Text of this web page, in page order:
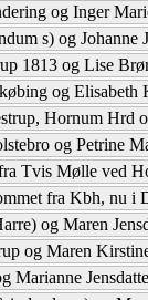
og Inger
s) og Johanne
1813 og Lise
og Elisabeth
Hornum Hrd
og Petrine
Tvis Mølle ved
fra Kbh, nu i
og Maren
og Maren
Marianne